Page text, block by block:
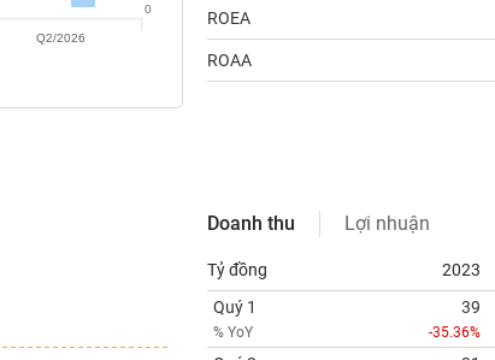
0
Q2/2026
ROEA
ROAA
Doanh thu Lợi nhuận
Tỷ đồng
2023
Quý 1
% YoY
39
-35.36%